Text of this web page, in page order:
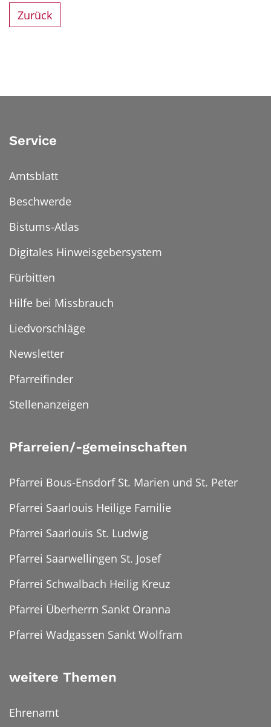
Zurück
Service
Amtsblatt
Beschwerde
Bistums-Atlas
Digitales Hinweisgebersystem
Fürbitten
Hilfe bei Missbrauch
Liedvorschläge
Newsletter
Pfarreifinder
Stellenanzeigen
Pfarreien/-gemeinschaften
Pfarrei Bous-Ensdorf St. Marien und St. Peter
Pfarrei Saarlouis Heilige Familie
Pfarrei Saarlouis St. Ludwig
Pfarrei Saarwellingen St. Josef
Pfarrei Schwalbach Heilig Kreuz
Pfarrei Überherrn Sankt Oranna
Pfarrei Wadgassen Sankt Wolfram
weitere Themen
Ehrenamt